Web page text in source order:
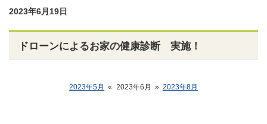
2023年6月19日
ドローンによるお家の健康診断 実施！
2023年5月 « 2023年6月 » 2023年8月